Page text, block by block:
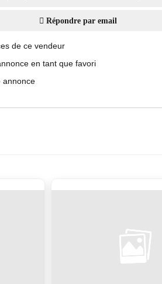
Répondre par email
de ce vendeur
en tant que favori
annonce